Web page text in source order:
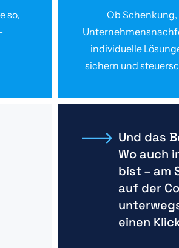
so,
Ob
individuelle
sichern und
Und das
Wo auch
bist – am
auf der
einen